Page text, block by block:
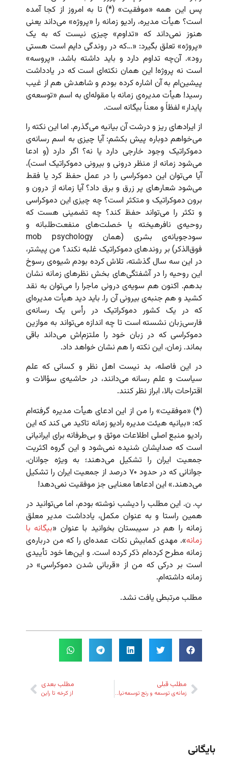
پس این همه «موفقیت» (*) تا به امروز از کجا آمده
است؟ هیأت مدیره، رادیو زمانه را «پروژه» می‌داند یعنی
هنوز نمی‌داند که «تداوم» چیزی نیست که به یک
«پروژه» تعلق بگیرد: «…که در روندگی دایم است هستی
رود». آن‌چه تداوم دارد و باید داشته باشد، «پروسه»‌
است نه پروژه! این همان نکته‌ای است که در یادداشت
پیشین‌ام به آن اشاره کرده بودم و شاهدش هم از غیب
رسید! هیأت مدیره‌ی زمانه با مقوله‌ای به اسم «توسعه‌ی
پایدار» لفظاً و معناً بیگانه است.
از ایرادهای ریز و درشت آن بیانیه می‌گذرم. اما این نکته را
می‌خواهم دوباره پیش بکشم: آیا چیزی به اسم رسانه‌ی
دموکراتیک وجود خارجی دارد یا نه؟ اگر دارد (و ادعا
می‌شود زمانه از منظر درونی و بیرونی دموکراتیک است)،
آیا می‌توان این دموکراسی را در عمل حفظ کرد یا فقط
می‌شود شعارهای پر زرق و برق داد؟ آیا زمانه از درون و
برون دموکراتیک و متکثر است؟ چه چیزی این دموکراسی
و تکثر را می‌تواند حفظ کند؟ چه تضمینی هست که
روحیه‌ی نافرهیخته یا خصلت‌های منفعت‌طلبانه و
سودجویانه‌ی بشری (همان mob psychology
فوق‌الذکر) بر روندهای دموکراتیک غلبه نکند؟ من پیشتر،
در این سه سال گذشته، تلاش کرده بودم شیوه‌ی رسوخ
این روحیه را در آشفتگی‌های بخش نظرهای زمانه نشان
بدهم. اکنون هم سویه‌ی درونی ماجرا را می‌توان به نقد
کشید و هم جنبه‌‌ی بیرونی آن را. باید دید هیأت مدیره‌ای
که در یک کشور دموکراتیک در رأس یک رسانه‌ی
فارسی‌زبان نشسته است تا چه اندازه می‌تواند به موازین
دموکراسی که در زبان خود را ملتزم‌اش می‌داند باقی
بماند. زمان، این نکته را هم نشان خواهد داد.
در این فاصله، بد نیست اهل نظر و کسانی که علم
سیاست و علم رسانه می‌دانند، در حاشیه‌ی سؤالات و
اقتراحات بالا، ابراز نظر کنند.
(*) «موفقیت» را من از این ادعای هیأت مدیره گرفته‌ام
که: «بیانیه هیئت مدیره رادیو زمانه تاکید می کند که این
رادیو منبع اصلی اطلاعات موثق و بی‌طرفانه برای ایرانیانی
است که صدایشان شنیده نمی‌شود و این گروه اکثریت
جمعیت ایران را تشکیل می‌دهند؛ به ویژه جوانان،
جوانانی که در حدود ۷۰ درصد از جمعیت ایران را تشکیل
می‌دهند.» این ادعاها معنایی جز موفقیت نمی‌دهد!
پ. ن. این مطلب را دیشب نوشته بودم، اما می‌توانید در
همین راستا و به عنوان مکمل، یادداشت مدیر معلق
زمانه را هم در سیبستان بخوانید با عنوان «بیگانه با
زمانه». مهدی کمابیش نکات عمده‌ای را که من درباره‌ی
زمانه مطرح کرده‌ام ذکر کرده است. و این‌ها خود تأییدی
است بر درکی که من از «قربانی شدن دموکراسی» در
زمانه داشته‌ام.
مطلب مرتبطی یافت نشد.
مطلب قبلی
زمانه‌ی توسعه و رنج توسعه‌نیافتگی در «زمانه»
مطلب بعدی
از کرخه تا راین
بایگانی